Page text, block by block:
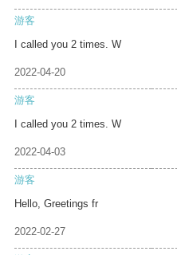
游客
I called you 2 times. W
2022-04-20
游客
I called you 2 times. W
2022-04-03
游客
Hello, Greetings fr
2022-02-27